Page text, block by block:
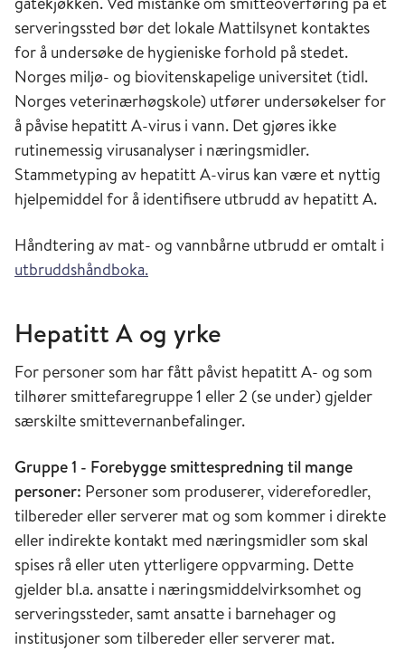
serveringssted bør det lokale Mattilsynet kontaktes
for å undersøke de hygieniske forhold på stedet.
Norges miljø- og biovitenskapelige universitet (tidl.
Norges veterinærhøgskole) utfører undersøkelser for
å påvise hepatitt A-virus i vann. Det gjøres ikke
rutinemessig virusanalyser i næringsmidler.
Stammetyping av hepatitt A-virus kan være et nyttig
hjelpemiddel for å identifisere utbrudd av hepatitt A.
Håndtering av mat- og vannbårne utbrudd er omtalt i
utbruddshåndboka.
Hepatitt A og yrke
For personer som har fått påvist hepatitt A- og som
tilhører smittefaregruppe 1 eller 2 (se under) gjelder
særskilte smittevernanbefalinger.
Gruppe 1 - Forebygge smittespredning til mange
personer: Personer som produserer, videreforedler,
tilbereder eller serverer mat og som kommer i direkte
eller indirekte kontakt med næringsmidler som skal
spises rå eller uten ytterligere oppvarming. Dette
gjelder bl.a. ansatte i næringsmiddelvirksomhet og
serveringssteder, samt ansatte i barnehager og
institusjoner som tilbereder eller serverer mat.